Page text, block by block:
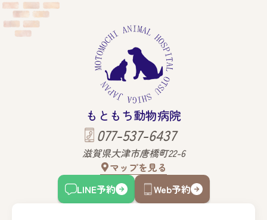
もともち動物病院
077-537-6437
滋賀県大津市唐橋町22-6
マップを見る
LINE予約
Web予約